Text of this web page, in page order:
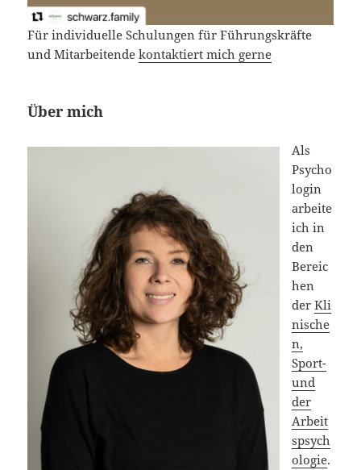
Für individuelle Schulungen für Führungskräfte
und Mitarbeitendekontaktiert mich gerne
Über mich
Als
Psycho
login
arbeite
ich in
den
Bereic
hen
derKli
nische
n,
Sport-
und
der
Arbeit
spsych
ologie.